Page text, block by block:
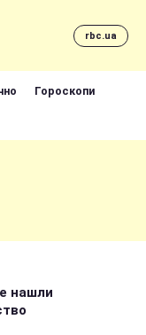
rbc.ua
Гороскопи
нашли